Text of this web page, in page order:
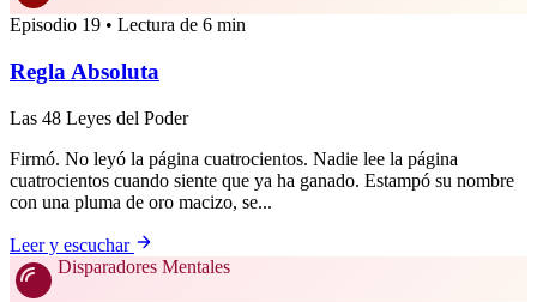
Episodio 19 • Lectura de 6 min
Regla Absoluta
Las 48 Leyes del Poder
Firmó. No leyó la página cuatrocientos. Nadie lee la página
cuatrocientos cuando siente que ya ha ganado. Estampó su nombre
con una pluma de oro macizo, se...
Leer y escuchar
Disparadores Mentales